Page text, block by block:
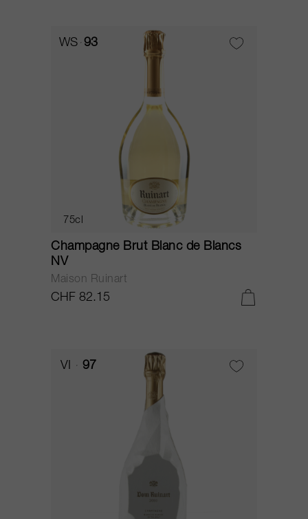
WS 93
75cl
Champagne Brut Blanc de Blancs
NV
Maison Ruinart
CHF 82.15
VI 97